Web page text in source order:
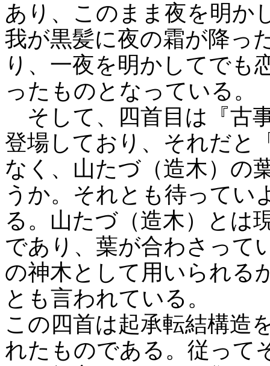
あり、このまま夜を明か
我が黒髪に夜の霜が降っ
り、一夜を明かしてでも
ったものとなっている。
そして、四首目は『古
登場しており、それだと
なく、山たづ（造木）の
うか。それとも待ってい
る。山たづ（造木）とは
であり、葉が合わさって
の神木として用いられる
とも言われている。
この四首は起承転結構造
れたものである。従って